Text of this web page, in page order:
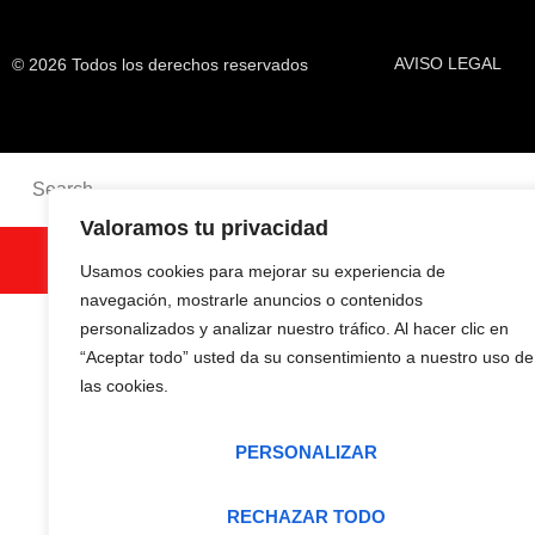
Valoramos tu privacidad
Usamos cookies para mejorar su experiencia de
navegación, mostrarle anuncios o contenidos
personalizados y analizar nuestro tráfico. Al hacer clic en
“Aceptar todo” usted da su consentimiento a nuestro uso de
las cookies.
PERSONALIZAR
RECHAZAR TODO
© 2026 Todos los derechos reservados AVISO LEGAL
SEARCH